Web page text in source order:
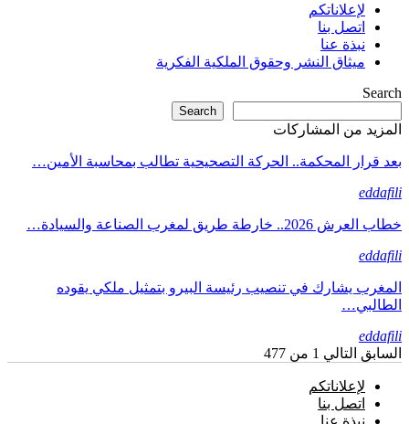
لإعلاناتكم
اتصل بنا
نبذة عنا
ميثاق النشر وحقوق الملكية الفكرية
Search
Search
المزيد من المشاركات
بعد قرار المحكمة.. الحركة التصحيحية تطالب بمحاسبة الأمين…
eddafili
خطاب العرش 2026.. خارطة طريق لمغرب الصناعة والسيادة…
eddafili
المغرب يشارك في تنصيب رئيسة البيرو بتمثيل ملكي يقوده
الطالبي…
eddafili
السابق التالي 1 من 477
لإعلاناتكم
اتصل بنا
نبذة عنا